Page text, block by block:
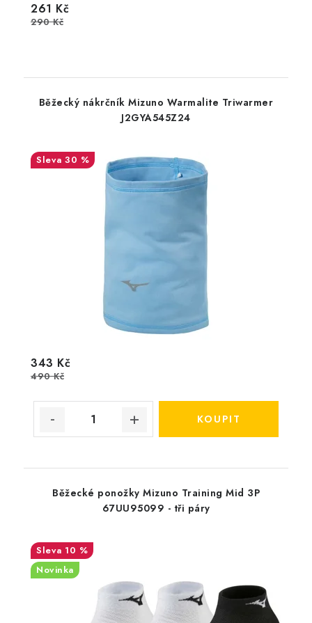
261 Kč
290 Kč
Běžecký nákrčník Mizuno Warmalite Triwarmer
J2GYA545Z24
30 %
343 Kč
490 Kč
Běžecké ponožky Mizuno Training Mid 3P
67UU95099 - tři páry
10 %
Novinka